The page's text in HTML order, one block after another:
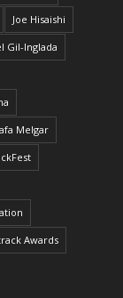
Joe Hisaishi
Gil-Inglada
Melgar
Awards